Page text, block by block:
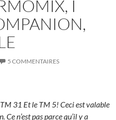
I
5 COMMENTAIRES
31 Et le TM 5! Ceci est valable
Ce n’est pas parce qu’il y a